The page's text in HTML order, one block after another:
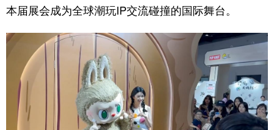
本届展会成为全球潮玩IP交流碰撞的国际舞台。